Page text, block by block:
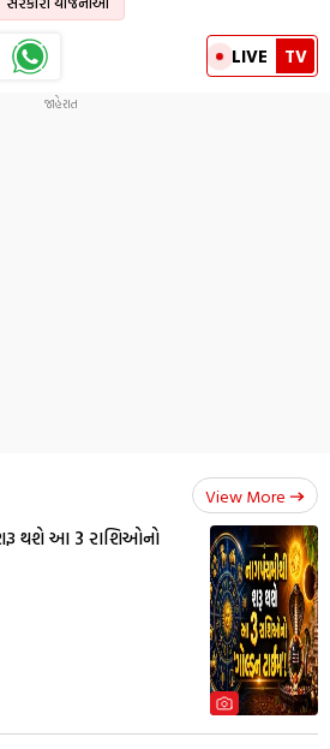
LIVE TV
View More
થશે આ 3 રાશિઓનો